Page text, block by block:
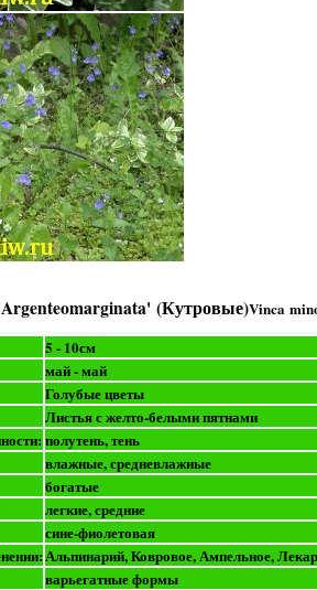
(Кутровые)Vinca
5 - 10см
май - май
Голубые цветы
Листья с желто-белыми пятнами
полутень, тень
влажные, средневлажные
богатые
легкие, средние
сине-фиолетовая
Альпинарий, Ковровое, Ампельное,
варьегатные формы